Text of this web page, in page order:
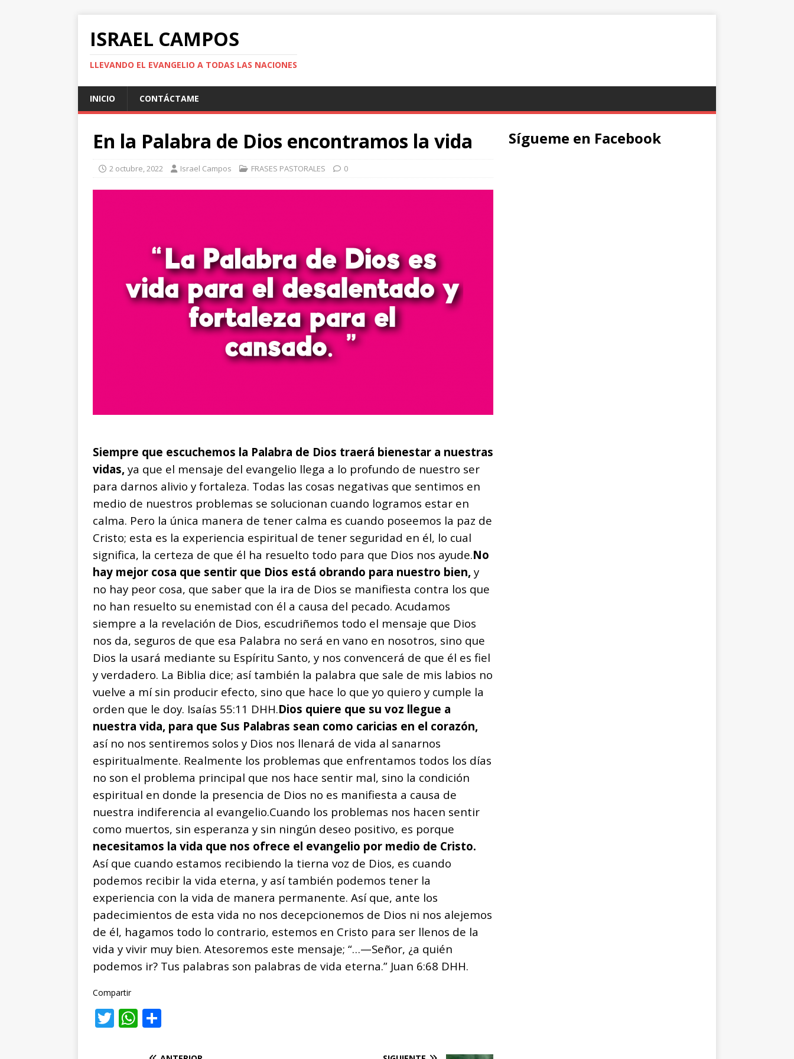
ISRAEL CAMPOS
LLEVANDO EL EVANGELIO A TODAS LAS NACIONES
INICIO CONTÁCTAME
En la Palabra de Dios encontramos la vida
2 octubre, 2022 Israel Campos FRASES PASTORALES 0
Siempre que escuchemos la Palabra de Dios traerá bienestar a nuestras
vidas, ya que el mensaje del evangelio llega a lo profundo de nuestro ser
para darnos alivio y fortaleza. Todas las cosas negativas que sentimos en
medio de nuestros problemas se solucionan cuando logramos estar en
calma. Pero la única manera de tener calma es cuando poseemos la paz de
Cristo; esta es la experiencia espiritual de tener seguridad en él, lo cual
significa, la certeza de que él ha resuelto todo para que Dios nos ayude.No
hay mejor cosa que sentir que Dios está obrando para nuestro bien, y
no hay peor cosa, que saber que la ira de Dios se manifiesta contra los que
no han resuelto su enemistad con él a causa del pecado. Acudamos
siempre a la revelación de Dios, escudriñemos todo el mensaje que Dios
nos da, seguros de que esa Palabra no será en vano en nosotros, sino que
Dios la usará mediante su Espíritu Santo, y nos convencerá de que él es fiel
y verdadero. La Biblia dice; así también la palabra que sale de mis labios no
vuelve a mí sin producir efecto, sino que hace lo que yo quiero y cumple la
orden que le doy. Isaías 55:11 DHH.Dios quiere que su voz llegue a
nuestra vida, para que Sus Palabras sean como caricias en el corazón,
así no nos sentiremos solos y Dios nos llenará de vida al sanarnos
espiritualmente. Realmente los problemas que enfrentamos todos los días
no son el problema principal que nos hace sentir mal, sino la condición
espiritual en donde la presencia de Dios no es manifiesta a causa de
nuestra indiferencia al evangelio.Cuando los problemas nos hacen sentir
como muertos, sin esperanza y sin ningún deseo positivo, es porque
necesitamos la vida que nos ofrece el evangelio por medio de Cristo.
Así que cuando estamos recibiendo la tierna voz de Dios, es cuando
podemos recibir la vida eterna, y así también podemos tener la
experiencia con la vida de manera permanente. Así que, ante los
padecimientos de esta vida no nos decepcionemos de Dios ni nos alejemos
de él, hagamos todo lo contrario, estemos en Cristo para ser llenos de la
vida y vivir muy bien. Atesoremos este mensaje; “…—Señor, ¿a quién
podemos ir? Tus palabras son palabras de vida eterna.” Juan 6:68 DHH.
Compartir
T W
Sígueme en Facebook